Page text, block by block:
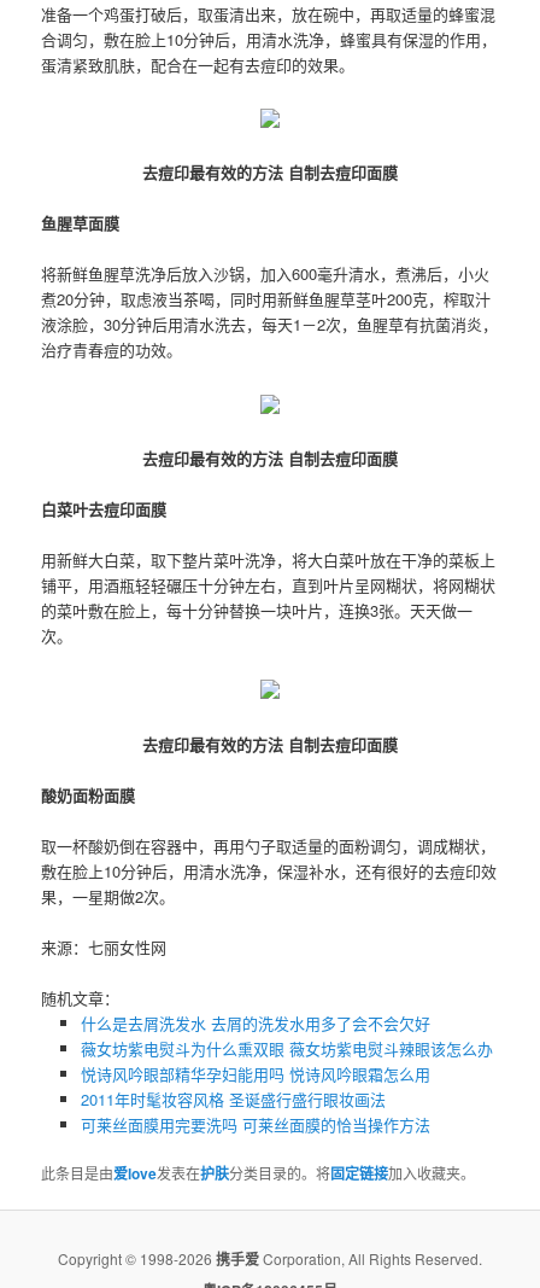
准备一个鸡蛋打破后，取蛋清出来，放在碗中，再取适量的蜂蜜混
合调匀，敷在脸上10分钟后，用清水洗净，蜂蜜具有保湿的作用，
蛋清紧致肌肤，配合在一起有去痘印的效果。
去痘印最有效的方法 自制去痘印面膜
鱼腥草面膜
将新鲜鱼腥草洗净后放入沙锅，加入600毫升清水，煮沸后，小火
煮20分钟，取虑液当茶喝，同时用新鲜鱼腥草茎叶200克，榨取汁
液涂脸，30分钟后用清水洗去，每天1－2次，鱼腥草有抗菌消炎，
治疗青春痘的功效。
去痘印最有效的方法 自制去痘印面膜
白菜叶去痘印面膜
用新鲜大白菜，取下整片菜叶洗净，将大白菜叶放在干净的菜板上
铺平，用酒瓶轻轻碾压十分钟左右，直到叶片呈网糊状，将网糊状
的菜叶敷在脸上，每十分钟替换一块叶片，连换3张。天天做一
次。
去痘印最有效的方法 自制去痘印面膜
酸奶面粉面膜
取一杯酸奶倒在容器中，再用勺子取适量的面粉调匀，调成糊状，
敷在脸上10分钟后，用清水洗净，保湿补水，还有很好的去痘印效
果，一星期做2次。
来源：七丽女性网
随机文章：
什么是去屑洗发水 去屑的洗发水用多了会不会欠好
薇女坊紫电熨斗为什么熏双眼 薇女坊紫电熨斗辣眼该怎么办
悦诗风吟眼部精华孕妇能用吗 悦诗风吟眼霜怎么用
2011年时髦妆容风格 圣诞盛行盛行眼妆画法
可莱丝面膜用完要洗吗 可莱丝面膜的恰当操作方法
此条目是由爱love发表在护肤分类目录的。将固定链接加入收藏夹。
Copyright © 1998-2026 携手爱Corporation, All Rights Reserved.